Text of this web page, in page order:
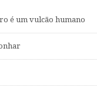
é um vulcão humano